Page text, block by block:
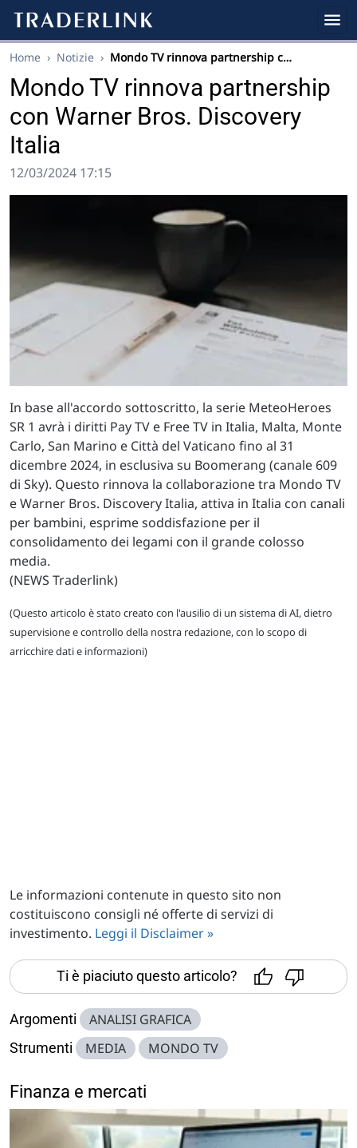
Home › Notizie › Mondo TV rinnova partnership c…
Mondo TV rinnova partnership
con Warner Bros. Discovery
Italia
12/03/2024 17:15
In base all'accordo sottoscritto, la serie MeteoHeroes
SR 1 avrà i diritti Pay TV e Free TV in Italia, Malta, Monte
Carlo, San Marino e Città del Vaticano fino al 31
dicembre 2024, in esclusiva su Boomerang (canale 609
di Sky). Questo rinnova la collaborazione tra Mondo TV
e Warner Bros. Discovery Italia, attiva in Italia con canali
per bambini, esprime soddisfazione per il
consolidamento dei legami con il grande colosso
media.
(NEWS Traderlink)
(Questo articolo è stato creato con l'ausilio di un sistema di AI, dietro
supervisione e controllo della nostra redazione, con lo scopo di
arricchire dati e informazioni)
Le informazioni contenute in questo sito non
costituiscono consigli né offerte di servizi di
investimento. Leggi il Disclaimer »
Ti è piaciuto questo articolo?
Argomenti ANALISI GRAFICA
Strumenti MEDIA MONDO TV
Finanza e mercati